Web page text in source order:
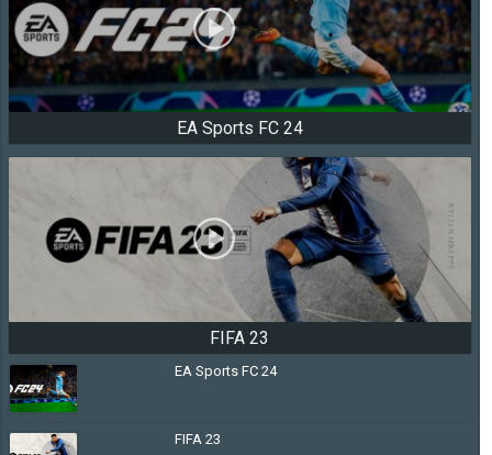
EA Sports FC 24
FIFA 23
EA Sports FC 24
FIFA 23